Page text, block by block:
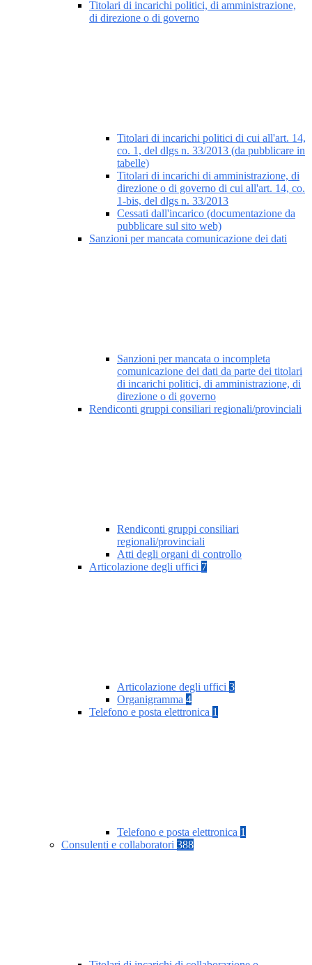
Titolari di incarichi politici, di amministrazione,
di direzione o di governo
Titolari di incarichi politici di cui all'art. 14,
co. 1, del dlgs n. 33/2013 (da pubblicare in
tabelle)
Titolari di incarichi di amministrazione, di
direzione o di governo di cui all'art. 14, co.
1-bis, del dlgs n. 33/2013
Cessati dall'incarico (documentazione da
pubblicare sul sito web)
Sanzioni per mancata comunicazione dei dati
Sanzioni per mancata o incompleta
comunicazione dei dati da parte dei titolari
di incarichi politici, di amministrazione, di
direzione o di governo
Rendiconti gruppi consiliari regionali/provinciali
Rendiconti gruppi consiliari
regionali/provinciali
Atti degli organi di controllo
Articolazione degli uffici 7
Articolazione degli uffici 3
Organigramma 4
Telefono e posta elettronica 1
Telefono e posta elettronica 1
Consulenti e collaboratori 388